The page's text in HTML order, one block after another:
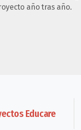
año tras año.
Educare